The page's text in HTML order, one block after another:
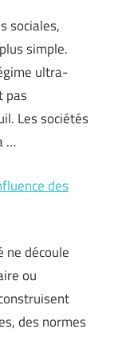
sociales,
simple.
ultra-
pas
Les sociétés
…
des
ne découle
ou
des normes